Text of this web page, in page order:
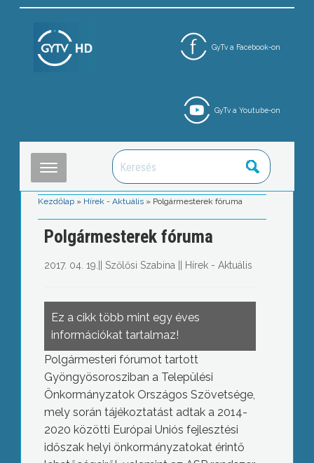
GyTv a Facebook-on
GyTv a Youtube-on
Kezdőlap » Hírek - Aktuális » Polgármesterek fóruma
Polgármesterek fóruma
2017. 04. 19. Szőlősi Szabina Hírek - Aktuális
Ez a cikk több mint egy éves
információkat tartalmaz!
Polgármesteri fórumot tartott
Gyöngyösorosziban a Települési
Önkormányzatok Országos Szövetsége,
mely során tájékoztatást adtak a 2014-
2020 közötti Európai Uniós fejlesztési
időszak helyi önkormányzatokat érintő